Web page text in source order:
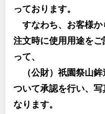
っております。
すなわち、お客様か
注文時に使用用途を
って、
（公財）祇園祭山鉾
ついて承認を行い、
なります。